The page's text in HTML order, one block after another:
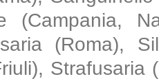
(Campania,
(Roma),
Strafusaria